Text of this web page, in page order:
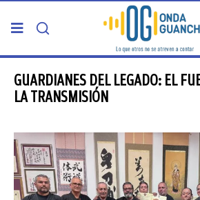
PORTADA
GRAN CANARIA
CANARIAS
GUARDIANES DEL LEGADO: EL
LA TRANSMISIÓN